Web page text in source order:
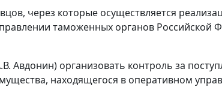
через которые осуществляется
таможенных органов Российской
Авдонин) организовать контроль за
находящегося в оперативном